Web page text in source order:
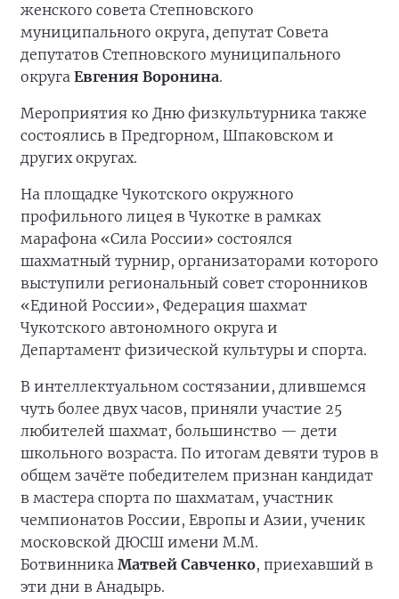
женского совета Степновского
муниципального округа, депутат Совета
депутатов Степновского муниципального
округа Евгения Воронина.
Мероприятия ко Дню физкультурника также
состоялись в Предгорном, Шпаковском и
других округах.
На площадке Чукотского окружного
профильного лицея в Чукотке в рамках
марафона «Сила России» состоялся
шахматный турнир, организаторами которого
выступили региональный совет сторонников
«Единой России», Федерация шахмат
Чукотского автономного округа и
Департамент физической культуры и спорта.
В интеллектуальном состязании, длившемся
чуть более двух часов, приняли участие 25
любителей шахмат, большинство — дети
школьного возраста. По итогам девяти туров в
общем зачёте победителем признан кандидат
в мастера спорта по шахматам, участник
чемпионатов России, Европы и Азии, ученик
московской ДЮСШ имени М.М.
Ботвинника Матвей Савченко, приехавший в
эти дни в Анадырь.